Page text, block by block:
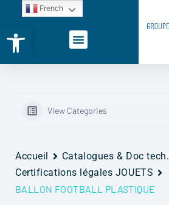
Ouvrir la barre d’outils
View Categories
Accueil
Catalogues & Doc tech.
Certifications légales JOUETS
BALLON FOOTBALL PLASTIQUE
French